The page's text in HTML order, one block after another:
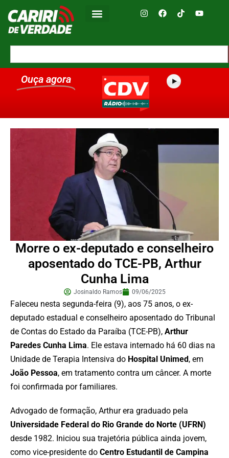
Ouça agora
Morre o ex-deputado e conselheiro
aposentado do TCE-PB, Arthur
Cunha Lima
Josinaldo Ramos 09/06/2025
Faleceu nesta segunda-feira (9), aos 75 anos, o ex-
deputado estadual e conselheiro aposentado do Tribunal
de Contas do Estado da Paraíba (TCE-PB), Arthur
Paredes Cunha Lima. Ele estava internado há 60 dias na
Unidade de Terapia Intensiva do Hospital Unimed , em
João Pessoa, em tratamento contra um câncer. A morte
foi confirmada por familiares.
Advogado de formação, Arthur era graduado pela
Universidade Federal do Rio Grande do Norte (UFRN)
desde 1982. Iniciou sua trajetória pública ainda jovem,
como vice-presidente do Centro Estudantil de Campina